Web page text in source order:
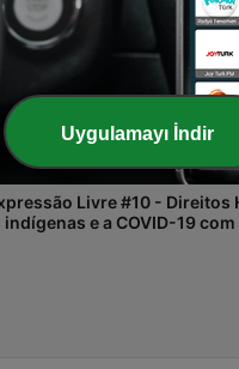
Livre #12 - Direito
Livre #11 -
Tiago Feitosa
Livre #10 - Direitos
e a COVID-19
Uygulamayı İndir